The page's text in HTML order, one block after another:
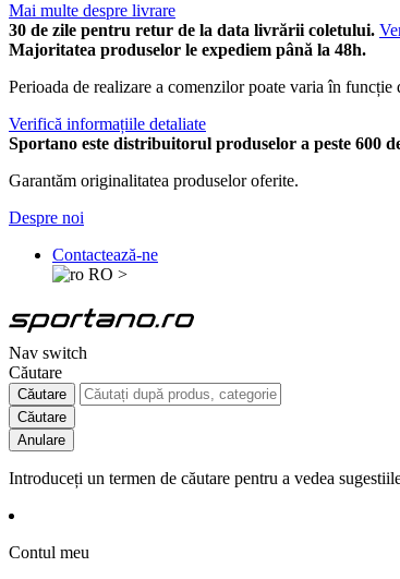
Mai multe despre livrare
30 de zile pentru retur de la data livrării coletului.
Majoritatea produselor le expediem până la 48h.
Perioada de realizare a comenzilor poate varia în
Verifică informațiile detaliate
Sportano este distribuitorul produselor a peste 600
Garantăm originalitatea produselor oferite.
Despre noi
Contactează-ne
RO >
Nav switch
Căutare
Căutare
Căutare
Anulare
Introduceți un termen de căutare pentru a vedea
Contul meu